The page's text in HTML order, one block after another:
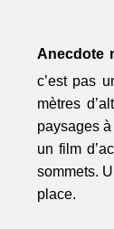
Anecdote
c’est pas
mètres
paysages
un film
sommets.
place.